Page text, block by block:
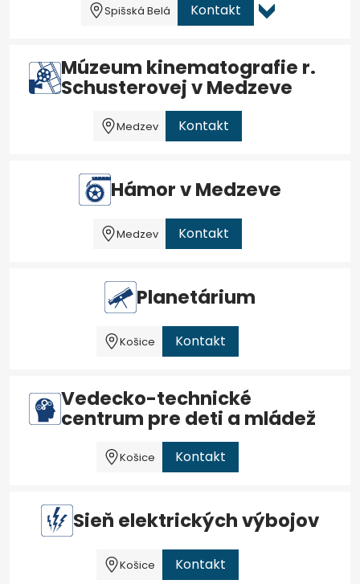
Spišská Belá Kontakt
Múzeum kinematografie r.
Schusterovej v Medzeve
Medzev Kontakt
Hámor v Medzeve
Medzev Kontakt
Planetárium
Košice Kontakt
Vedecko-technické
centrum pre deti a mládež
Košice Kontakt
Sieň elektrických výbojov
Košice Kontakt